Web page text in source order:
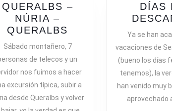
QUERALBS –
NÚRIA –
QUERALBS QUERALBS
–
–
QUERALBS
Sábado montañero, 7
de telecos y un
nos fuimos a hacer
excursión típica, subir a
desde Queralbs y volver
DÍAS
Ya se han
vacaciones de
(bueno los días
tenemos), la
han venido muy
aprovechado